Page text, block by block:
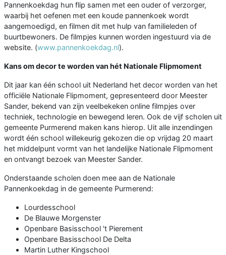
Pannenkoekdag hun flip samen met een ouder of verzorger,
waarbij het oefenen met een koude pannenkoek wordt
aangemoedigd, en filmen dit met hulp van familieleden of
buurtbewoners. De filmpjes kunnen worden ingestuurd via de
website. (www.pannenkoekdag.nl).
Kans om decor te worden van hét Nationale Flipmoment
Dit jaar kan één school uit Nederland het decor worden van het
officiële Nationale Flipmoment, gepresenteerd door Meester
Sander, bekend van zijn veelbekeken online filmpjes over
techniek, technologie en bewegend leren. Ook de vijf scholen uit
gemeente Purmerend maken kans hierop. Uit alle inzendingen
wordt één school willekeurig gekozen die op vrijdag 20 maart
het middelpunt vormt van het landelijke Nationale Flipmoment
en ontvangt bezoek van Meester Sander.
Onderstaande scholen doen mee aan de Nationale
Pannenkoekdag in de gemeente Purmerend:
Lourdesschool
De Blauwe Morgenster
Openbare Basisschool 't Pierement
Openbare Basisschool De Delta
Martin Luther Kingschool